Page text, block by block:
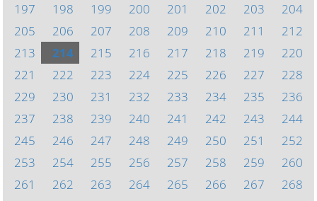
197
198 199 200 201 202 203
204
205
206 207 208 209 210 211
212
213
214 215 216 217 218 219
220
221
222 223 224 225 226 227
228
229
230 231 232 233 234 235
236
237
238 239 240 241 242 243
244
245
246 247 248 249 250 251
252
253
254 255 256 257 258 259
260
261
262 263 264 265 266 267
268